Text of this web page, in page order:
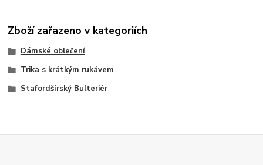
Zboží zařazeno v kategoriích
Dámské oblečení
Trika s krátkým rukávem
Stafordšírský Bulteriér